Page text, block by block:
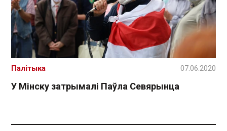
У Мінску затрымалі Паўла Севярынца
Палітыка 07.06.2020